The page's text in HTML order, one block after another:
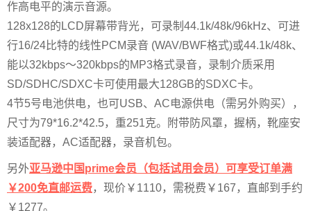
作高电平的演示音源。
128x128的LCD屏幕带背光，可录制44.1k/48k/96kHz、可进
行16/24比特的线性PCM录音 (WAV/BWF格式)或44.1k/48k、
能以32kbps～320kbps的MP3格式录音，录制介质采用
SD/SDHC/SDXC卡可使用最大128GB的SDXC卡。
4节5号电池供电，也可USB、AC电源供电（需另外购买），
尺寸为79*16.2*42.5，重251克。附带防风罩，握柄，靴座安
装适配器，AC适配器，录音机包。
另外亚马逊中国prime会员（包括试用会员）可享受订单满
￥200免直邮运费，现价￥1110，需税费￥167，直邮到手约
￥1277。